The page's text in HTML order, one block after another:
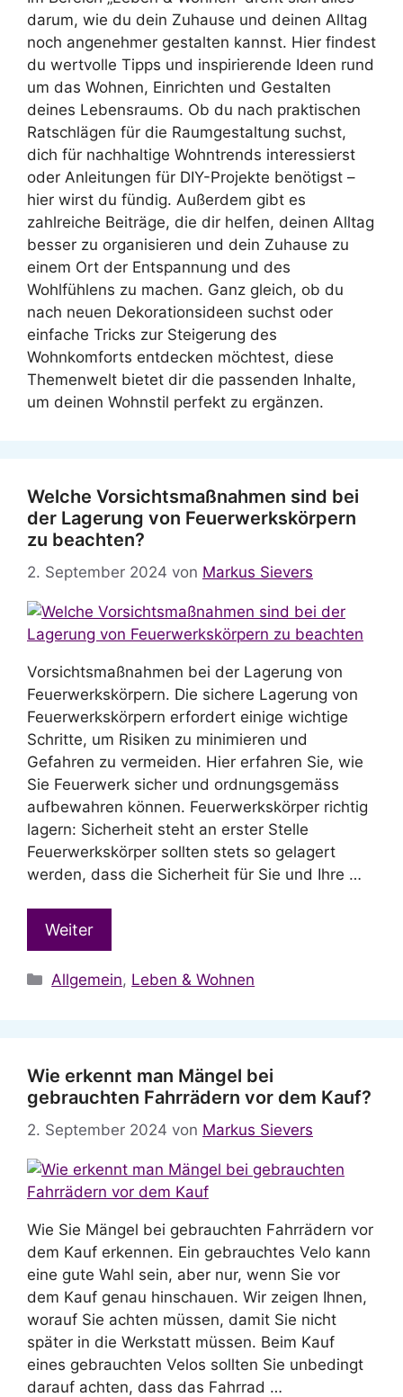
darum, wie du dein Zuhause und deinen Alltag
noch angenehmer gestalten kannst. Hier findest
du wertvolle Tipps und inspirierende Ideen rund
um das Wohnen, Einrichten und Gestalten
deines Lebensraums. Ob du nach praktischen
Ratschlägen für die Raumgestaltung suchst,
dich für nachhaltige Wohntrends interessierst
oder Anleitungen für DIY-Projekte benötigst –
hier wirst du fündig. Außerdem gibt es
zahlreiche Beiträge, die dir helfen, deinen Alltag
besser zu organisieren und dein Zuhause zu
einem Ort der Entspannung und des
Wohlfühlens zu machen. Ganz gleich, ob du
nach neuen Dekorationsideen suchst oder
einfache Tricks zur Steigerung des
Wohnkomforts entdecken möchtest, diese
Themenwelt bietet dir die passenden Inhalte,
um deinen Wohnstil perfekt zu ergänzen.
Welche Vorsichtsmaßnahmen sind bei
der Lagerung von Feuerwerkskörpern
zu beachten?
2. September 2024 von Markus Sievers
Vorsichtsmaßnahmen bei der Lagerung von
Feuerwerkskörpern. Die sichere Lagerung von
Feuerwerkskörpern erfordert einige wichtige
Schritte, um Risiken zu minimieren und
Gefahren zu vermeiden. Hier erfahren Sie, wie
Sie Feuerwerk sicher und ordnungsgemäss
aufbewahren können. Feuerwerkskörper richtig
lagern: Sicherheit steht an erster Stelle
Feuerwerkskörper sollten stets so gelagert
werden, dass die Sicherheit für Sie und Ihre …
Weiter
Kategorien
Allgemein, Leben & Wohnen
Wie erkennt man Mängel bei
gebrauchten Fahrrädern vor dem Kauf?
2. September 2024 von Markus Sievers
Wie Sie Mängel bei gebrauchten Fahrrädern vor
dem Kauf erkennen. Ein gebrauchtes Velo kann
eine gute Wahl sein, aber nur, wenn Sie vor
dem Kauf genau hinschauen. Wir zeigen Ihnen,
worauf Sie achten müssen, damit Sie nicht
später in die Werkstatt müssen. Beim Kauf
eines gebrauchten Velos sollten Sie unbedingt
darauf achten, dass das Fahrrad …